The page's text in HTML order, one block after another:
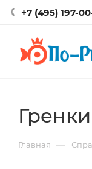
+7 (495) 197-
Главная —